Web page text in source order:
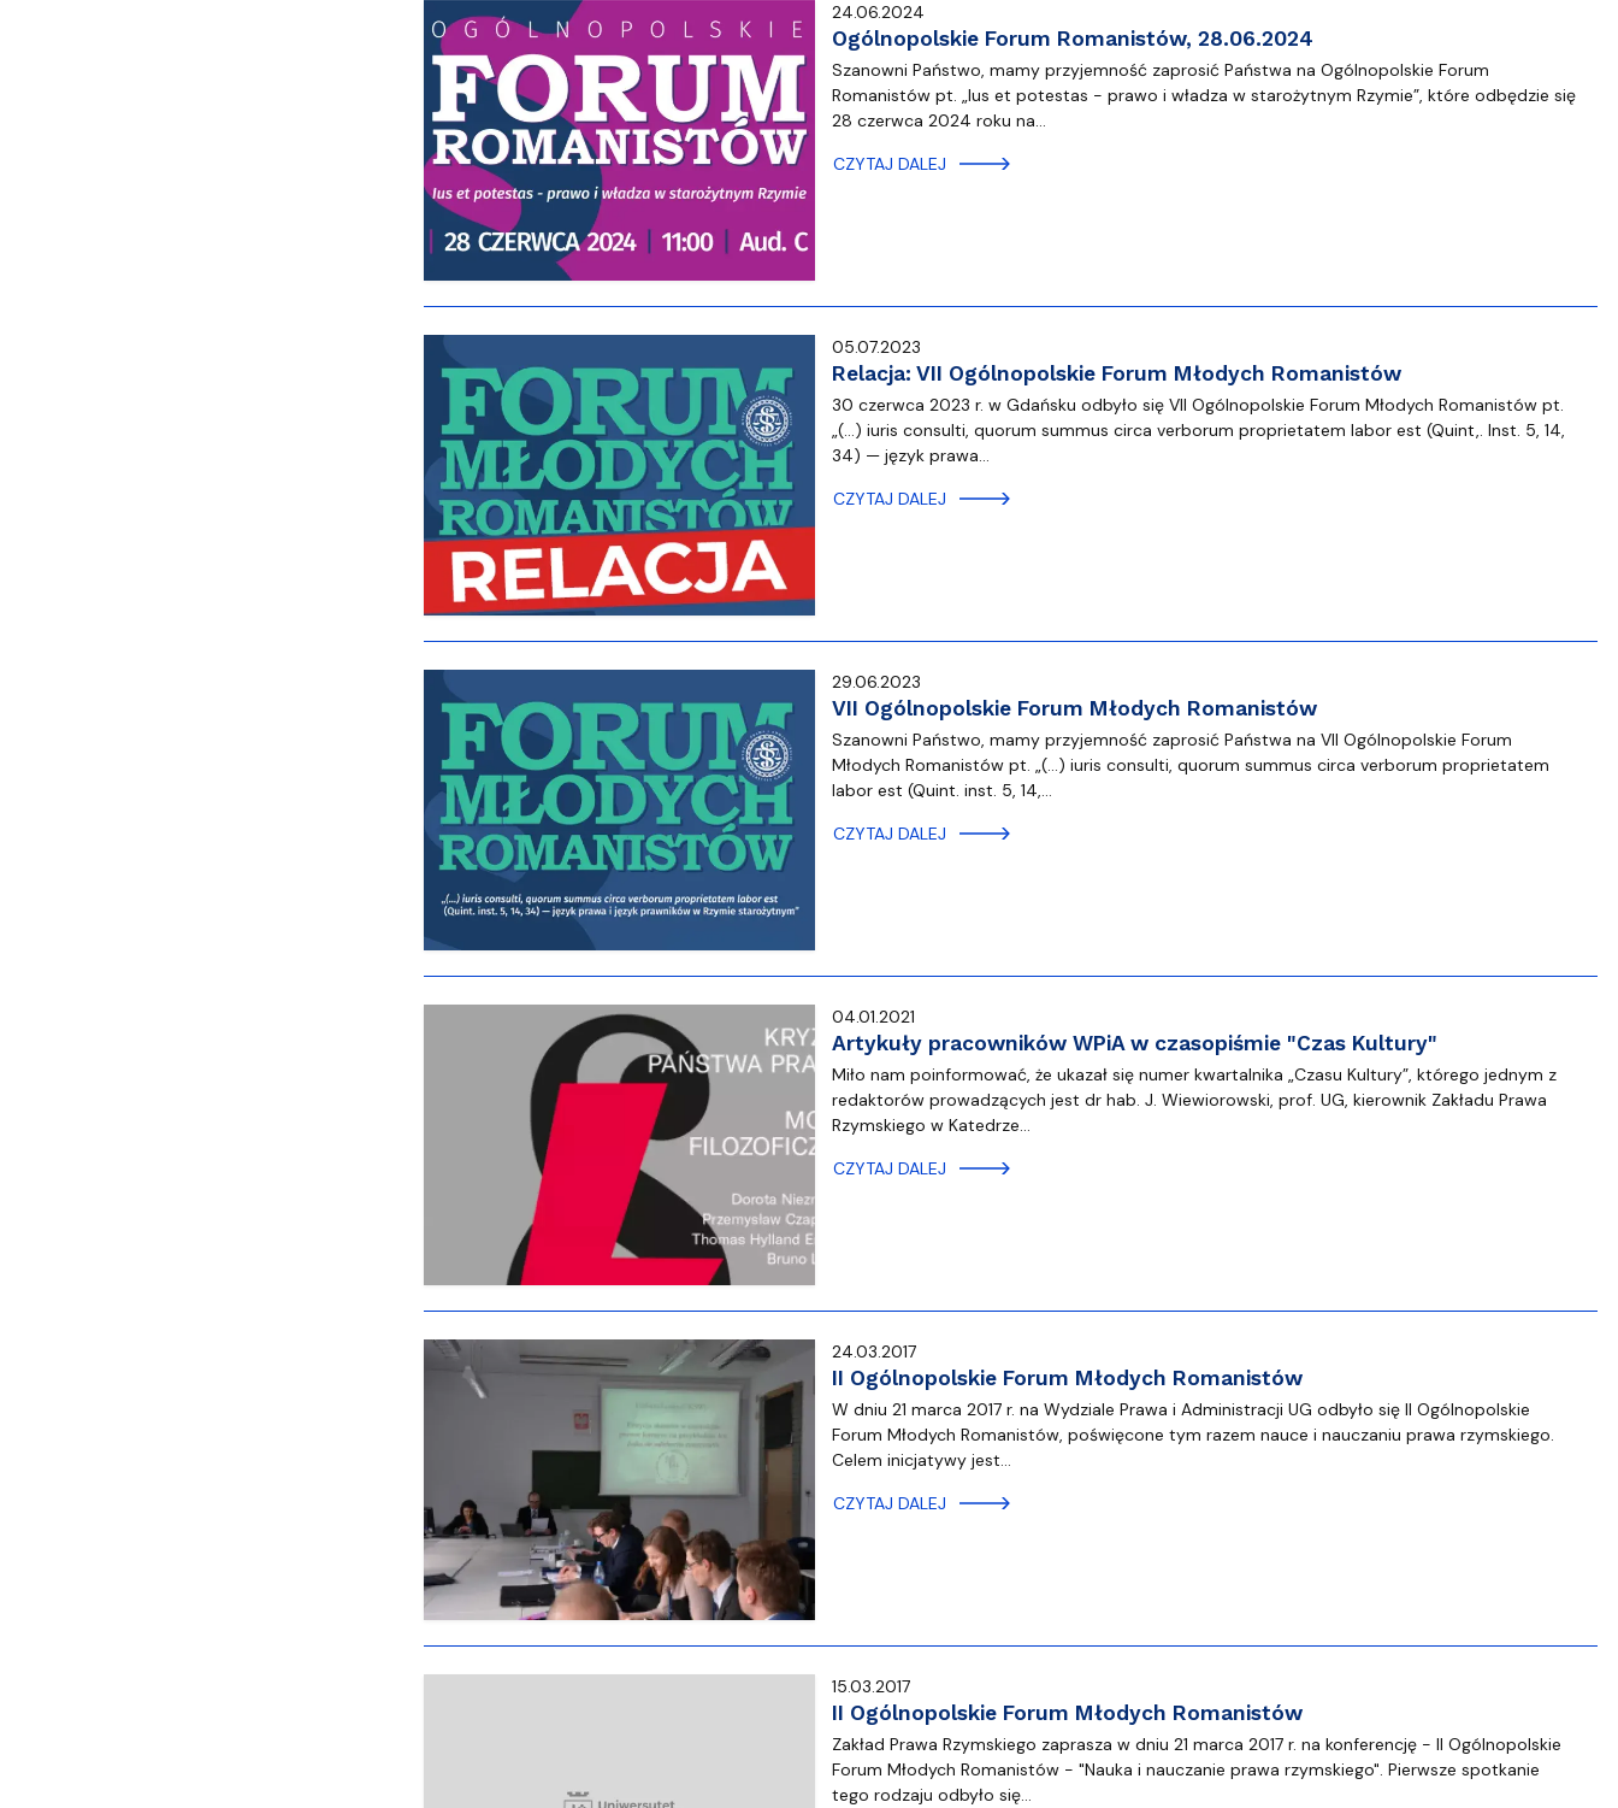
24.06.2024
Ogólnopolskie Forum Romanistów, 28.06.2024
Szanowni Państwo, mamy przyjemność zaprosić Państwa na Ogólnopolskie Forum
Romanistów pt. „Ius et potestas - prawo i władza w starożytnym Rzymie”, które odbędzie się
28 czerwca 2024 roku na…
CZYTAJ DALEJ
05.07.2023
Relacja: VII Ogólnopolskie Forum Młodych Romanistów
30 czerwca 2023 r. w Gdańsku odbyło się VII Ogólnopolskie Forum Młodych Romanistów pt.
„(…) iuris consulti, quorum summus circa verborum proprietatem labor est (Quint,. Inst. 5, 14,
34) — język prawa…
CZYTAJ DALEJ
29.06.2023
VII Ogólnopolskie Forum Młodych Romanistów
Szanowni Państwo, mamy przyjemność zaprosić Państwa na VII Ogólnopolskie Forum
Młodych Romanistów pt. „(…) iuris consulti, quorum summus circa verborum proprietatem
labor est (Quint. inst. 5, 14,…
CZYTAJ DALEJ
04.01.2021
Artykuły pracowników WPiA w czasopiśmie "Czas Kultury"
Miło nam poinformować, że ukazał się numer kwartalnika „Czasu Kultury”, którego jednym z
redaktorów prowadzących jest dr hab. J. Wiewiorowski, prof. UG, kierownik Zakładu Prawa
Rzymskiego w Katedrze…
CZYTAJ DALEJ
24.03.2017
II Ogólnopolskie Forum Młodych Romanistów
W dniu 21 marca 2017 r. na Wydziale Prawa i Administracji UG odbyło się II Ogólnopolskie
Forum Młodych Romanistów, poświęcone tym razem nauce i nauczaniu prawa rzymskiego.
Celem inicjatywy jest…
CZYTAJ DALEJ
15.03.2017
II Ogólnopolskie Forum Młodych Romanistów
Zakład Prawa Rzymskiego zaprasza w dniu 21 marca 2017 r. na konferencję - II Ogólnopolskie
Forum Młodych Romanistów - "Nauka i nauczanie prawa rzymskiego". Pierwsze spotkanie
tego rodzaju odbyło się…